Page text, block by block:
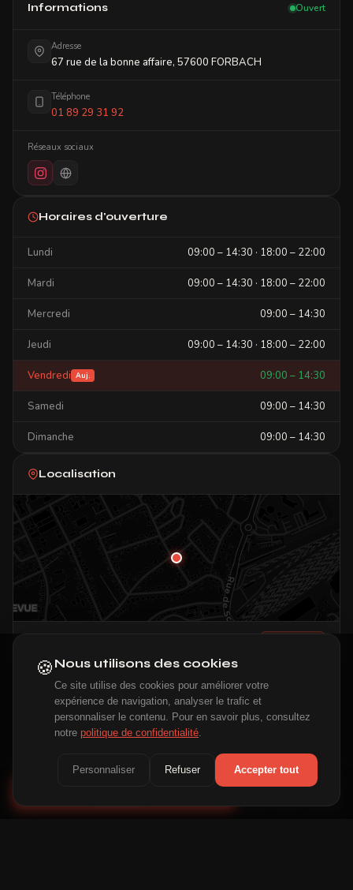
Informations Ouvert
Adresse
67 rue de la bonne affaire, 57600 FORBACH
Téléphone
01 89 29 31 92
Réseaux sociaux
Horaires d'ouverture
Lundi 09:00 – 14:30 · 18:00 – 22:00
Mardi 09:00 – 14:30 · 18:00 – 22:00
Mercredi 09:00 – 14:30
Jeudi 09:00 – 14:30 · 18:00 – 22:00
Vendredi Auj. 09:00 – 14:30
Samedi 09:00 – 14:30
Dimanche 09:00 – 14:30
Localisation
🍪 Nous utilisons des cookies
Ce site utilise des cookies pour améliorer votre
expérience de navigation, analyser le trafic et
personnaliser le contenu. Pour en savoir plus, consultez
notre politique de confidentialité.
Personnaliser Refuser Accepter tout